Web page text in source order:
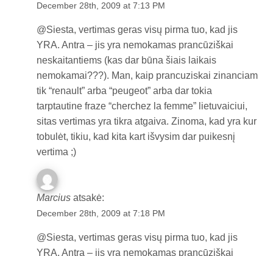
December 28th, 2009 at 7:13 PM
@Siesta, vertimas geras visų pirma tuo, kad jis
YRA. Antra – jis yra nemokamas prancūziškai
neskaitantiems (kas dar būna šiais laikais
nemokamai???). Man, kaip prancuziskai zinanciam
tik “renault” arba “peugeot” arba dar tokia
tarptautine fraze “cherchez la femme” lietuvaiciui,
sitas vertimas yra tikra atgaiva. Zinoma, kad yra kur
tobulėt, tikiu, kad kita kart išvysim dar puikesnį
vertima ;)
Marcius atsakė:
December 28th, 2009 at 7:18 PM
@Siesta, vertimas geras visų pirma tuo, kad jis
YRA. Antra – jis yra nemokamas prancūziškai